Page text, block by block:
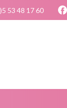
53 48 17 60